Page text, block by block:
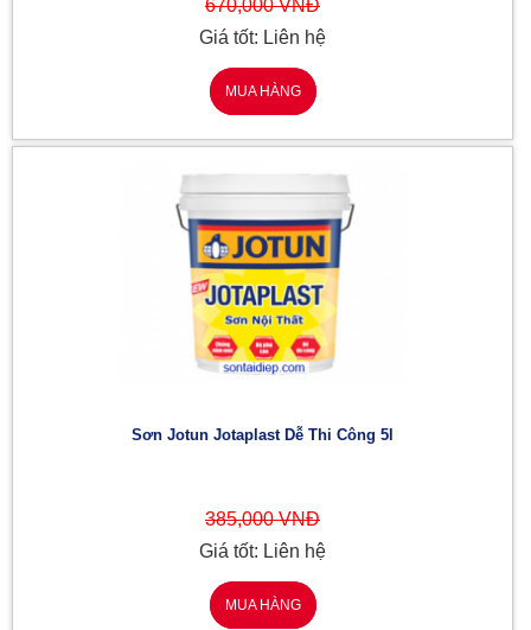
670,000 VNĐ
Giá tốt: Liên hệ
MUA HÀNG
Sơn Jotun Jotaplast Dễ Thi Công 5l
385,000 VNĐ
Giá tốt: Liên hệ
MUA HÀNG